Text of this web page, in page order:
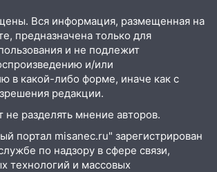
погоды на 6 августа в
области
рок и силовой
пройдет
«Наше время»
бензин в Ульяновске 5
рабочего дня: список АЗС
по видеосвязи: в
Вся информация, размещенная на
предназначена только для
и не подлежит
и/или
в какой-либо форме, иначе как с
редакции.
разделять мнение авторов.
портал misanec.ru" зарегистрирован
по надзору в сфере связи,
технологий и массовых